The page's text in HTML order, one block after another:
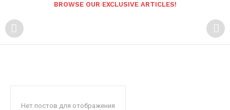
BROWSE OUR EXCLUSIVE ARTICLES!
Нет постов для отображения